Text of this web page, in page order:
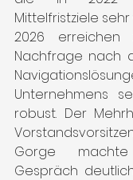
Mittelfristziele
2026 erreichen
Nachfrage nach
Unternehmens
robust. Der
Gorge
Gespräch